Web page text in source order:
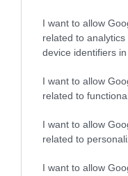
I want to allow
related to
device identifiers in
I want to allow
related to
I want to allow
related to
I want to allow
VISSZA A